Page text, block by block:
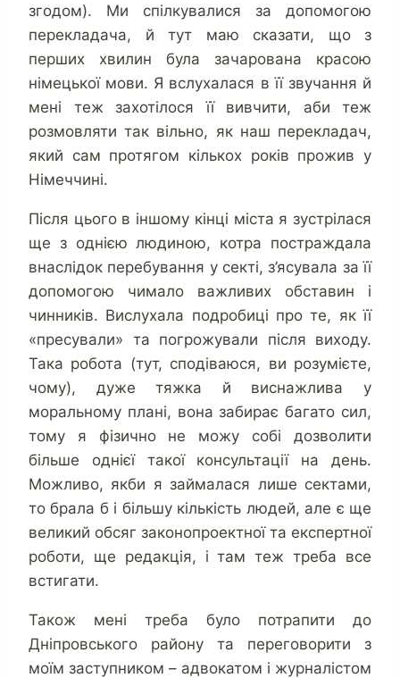
згодом). Ми спілкувалися за допомогою
перекладача, й тут маю сказати, що з
перших хвилин була зачарована красою
німецької мови. Я вслухалася в її звучання й
мені теж захотілося її вивчити, аби теж
розмовляти так вільно, як наш перекладач,
який сам протягом кількох років прожив у
Німеччині.
Після цього в іншому кінці міста я зустрілася
ще з однією людиною, котра постраждала
внаслідок перебування у секті, з’ясувала за її
допомогою чимало важливих обставин і
чинників. Вислухала подробиці про те, як її
«пресували» та погрожували після виходу.
Така робота (тут, сподіваюся, ви розумієте,
чому), дуже тяжка й виснажлива у
моральному плані, вона забирає багато сил,
тому я фізично не можу собі дозволити
більше однієї такої консультації на день.
Можливо, якби я займалася лише сектами,
то брала б і більшу кількість людей, але є ще
великий обсяг законопроектної та експертної
роботи, ще редакція, і там теж треба все
встигати.
Також мені треба було потрапити до
Дніпровського району та переговорити з
моїм заступником – адвокатом і журналістом